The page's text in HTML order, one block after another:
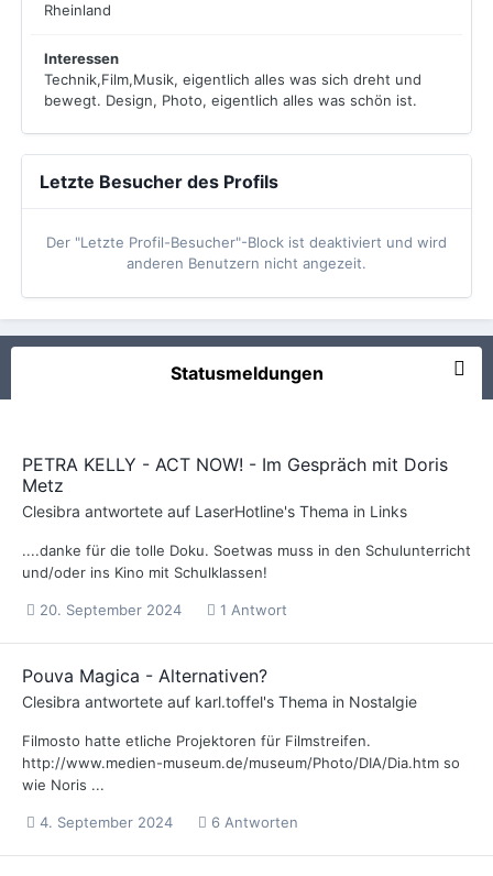
Rheinland
Interessen
Technik,Film,Musik, eigentlich alles was sich dreht und
bewegt. Design, Photo, eigentlich alles was schön ist.
Letzte Besucher des Profils
Der "Letzte Profil-Besucher"-Block ist deaktiviert und wird
anderen Benutzern nicht angezeit.
Statusmeldungen
PETRA KELLY - ACT NOW! - Im Gespräch mit Doris
Metz
Clesibra antwortete auf LaserHotline's Thema in Links
....danke für die tolle Doku. Soetwas muss in den Schulunterricht
und/oder ins Kino mit Schulklassen!
20. September 2024 1 Antwort
Pouva Magica - Alternativen?
Clesibra antwortete auf karl.toffel's Thema in Nostalgie
Filmosto hatte etliche Projektoren für Filmstreifen.
http://www.medien-museum.de/museum/Photo/DIA/Dia.htm so
wie Noris ...
4. September 2024 6 Antworten